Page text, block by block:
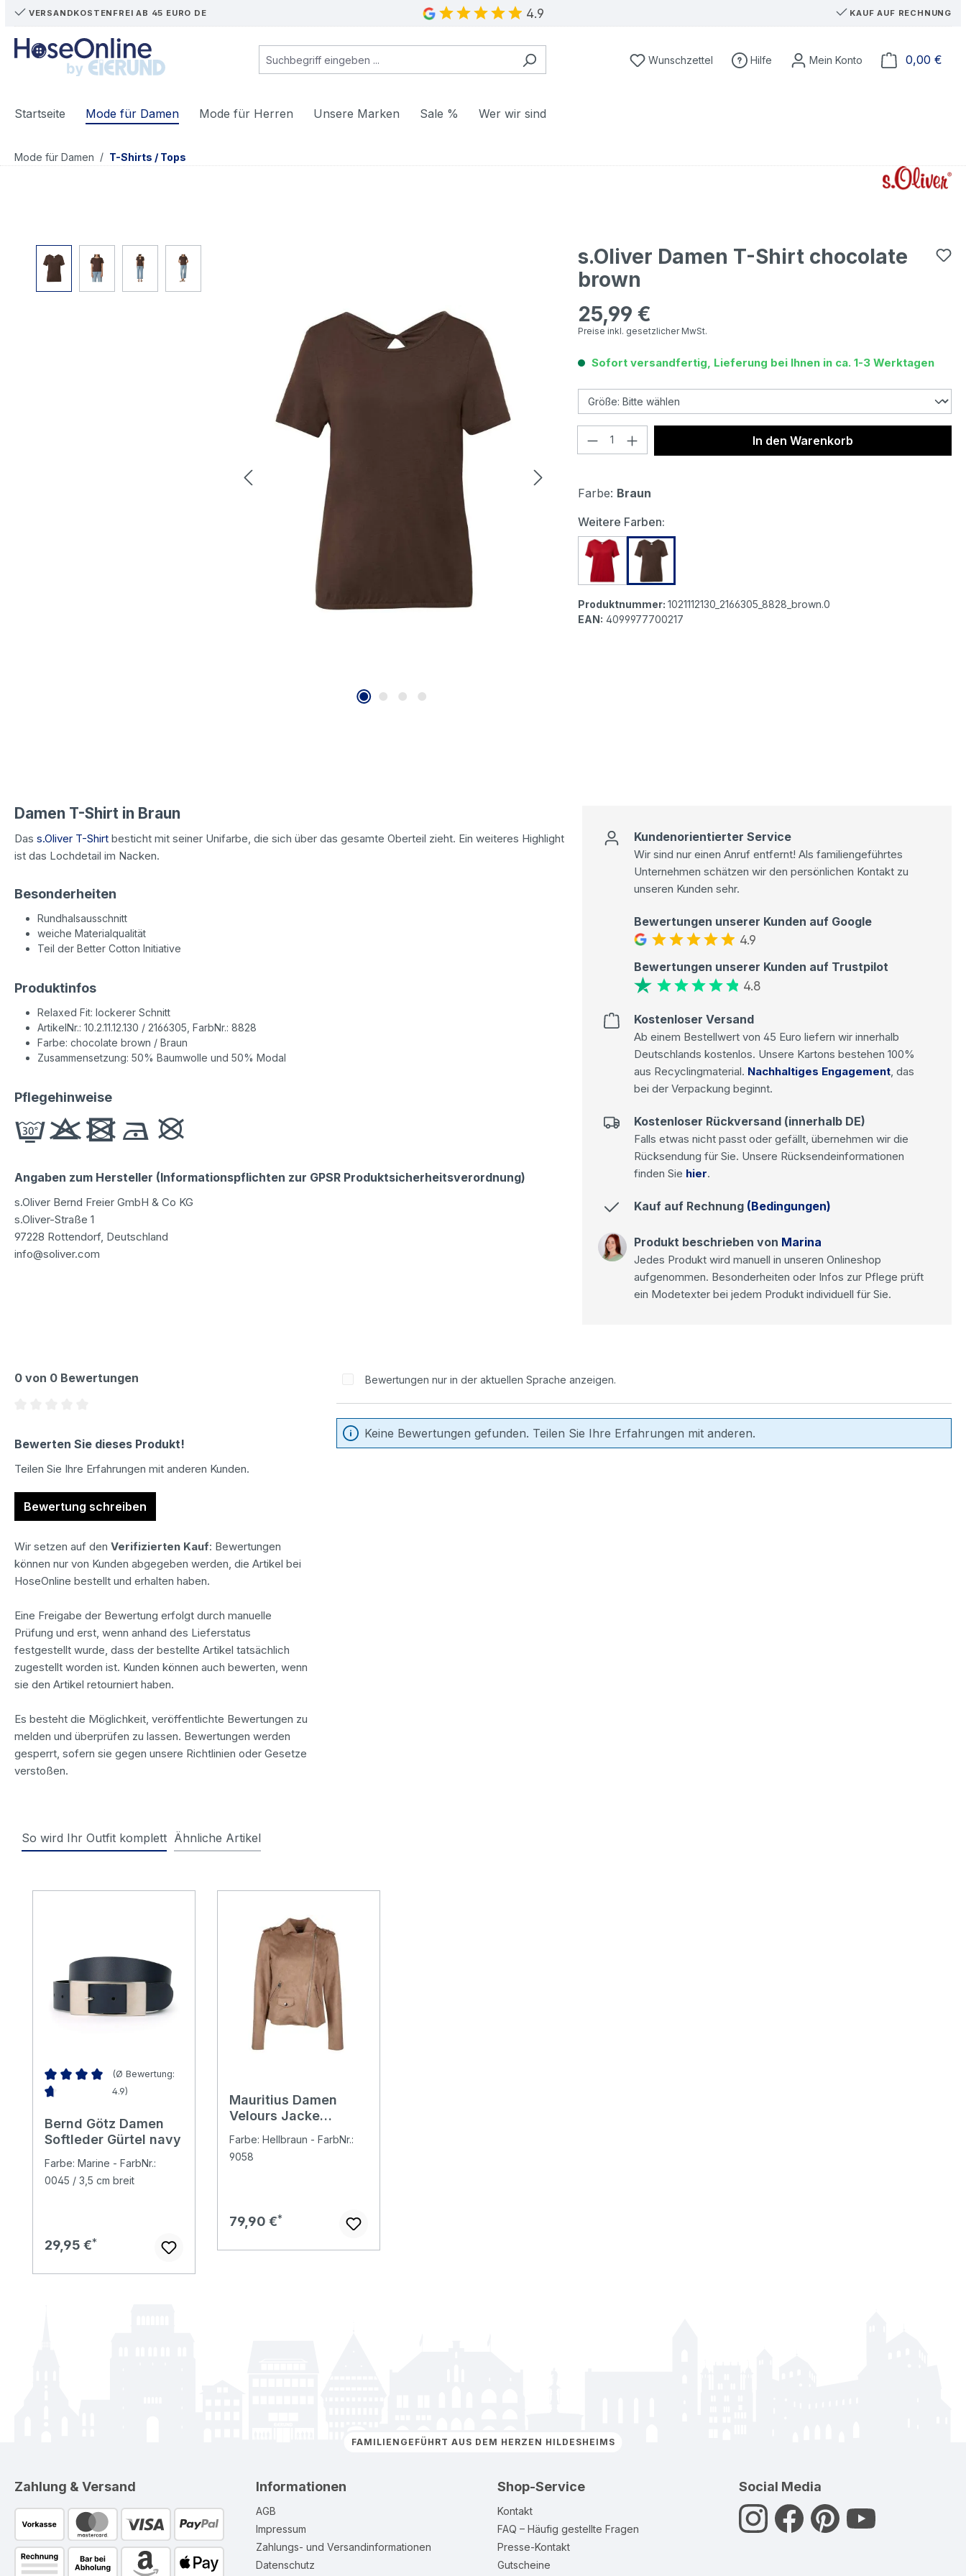
Hauptinhalt springen
Zur Suche springen
Zur Hauptnavigation springen
VERSANDKOSTENFREI AB 45 EURO DE 4.9 KAUF AUF RECHNUNG
Du hast 0 Produkte auf dem Merkzettel
Wunschzettel Hilfe 0,00 €
Startseite Mode für Damen Mode für Herren Unsere Marken Sale % Wer wir sind
Mode für Damen / T-Shirts / Tops
Bildergalerie überspringen
s.Oliver Damen T-Shirt chocolate
brown
Regulärer Preis:
25,99 €
Preise inkl. gesetzlicher MwSt.
Sofort versandfertig, Lieferung bei Ihnen in ca. 1-3 Werktagen
Produkt Anzahl: Gib den gewünschten Wert
In den Warenkorb
Farbe: Braun
Weitere Farben:
s.Oliver Damen T-Shirt chili pepper
s.Oliver Damen T-Shirt chocolate brown
Produktnummer: 1021112130_2166305_8828_brown.0
EAN: 4099977700217
Damen T-Shirt in Braun
Das s.Oliver T-Shirt besticht mit seiner Unifarbe, die sich über das gesamte Oberteil zieht. Ein weiteres Highlight
ist das Lochdetail im Nacken.
Besonderheiten
Rundhalsausschnitt
weiche Materialqualität
Teil der Better Cotton Initiative
Produktinfos
Relaxed Fit: lockerer Schnitt
ArtikelNr.: 10.2.11.12.130 / 2166305, FarbNr.: 8828
Farbe: chocolate brown / Braun
Zusammensetzung: 50% Baumwolle und 50% Modal
Pflegehinweise
Angaben zum Hersteller (Informationspflichten zur GPSR Produktsicherheitsverordnung)
s.Oliver Bernd Freier GmbH & Co KG
s.Oliver-Straße 1
97228 Rottendorf, Deutschland
info@soliver.com
Kundenorientierter Service
Wir sind nur einen Anruf entfernt! Als familiengeführtes
Unternehmen schätzen wir den persönlichen Kontakt zu
unseren Kunden sehr.
Bewertungen unserer Kunden auf Google
4.9
Bewertungen unserer Kunden auf Trustpilot
4.8
Kostenloser Versand
Ab einem Bestellwert von 45 Euro liefern wir innerhalb
Deutschlands kostenlos. Unsere Kartons bestehen 100%
aus Recyclingmaterial. Nachhaltiges Engagement, das
bei der Verpackung beginnt.
Kostenloser Rückversand (innerhalb DE)
Falls etwas nicht passt oder gefällt, übernehmen wir die
Rücksendung für Sie. Unsere Rücksendeinformationen
finden Sie hier.
Kauf auf Rechnung (Bedingungen)
Produkt beschrieben von Marina
Jedes Produkt wird manuell in unseren Onlineshop
aufgenommen. Besonderheiten oder Infos zur Pflege prüft
ein Modetexter bei jedem Produkt individuell für Sie.
0 von 0 Bewertungen
Bewerten Sie dieses Produkt!
Teilen Sie Ihre Erfahrungen mit anderen Kunden.
Bewertung schreiben
Wir setzen auf den Verifizierten Kauf: Bewertungen
können nur von Kunden abgegeben werden, die Artikel bei
HoseOnline bestellt und erhalten haben.
Eine Freigabe der Bewertung erfolgt durch manuelle
Prüfung und erst, wenn anhand des Lieferstatus
festgestellt wurde, dass der bestellte Artikel tatsächlich
zugestellt worden ist. Kunden können auch bewerten, wenn
sie den Artikel retourniert haben.
Es besteht die Möglichkeit, veröffentlichte Bewertungen zu
melden und überprüfen zu lassen. Bewertungen werden
gesperrt, sofern sie gegen unsere Richtlinien oder Gesetze
verstoßen.
Bewertungen nur in der aktuellen Sprache anzeigen.
Keine Bewertungen gefunden. Teilen Sie Ihre Erfahrungen mit anderen.
So wird Ihr Outfit komplett Ähnliche Artikel
Durchschnittliche Bewertung von 4.86 von 5 Sternen
(Ø Bewertung:
4.9)
Bernd Götz Damen
Softleder Gürtel navy
Farbe: Marine - FarbNr.:
0045 / 3,5 cm breit
Regulärer Preis:
29,95 €
Mauritius Damen
Velours Jacke
Farbe: Hellbraun - FarbNr.:
9058
Regulärer Preis:
79,90 €
FAMILIENGEFÜHRT AUS DEM HERZEN HILDESHEIMS
Zahlung & Versand Informationen
AGB
Impressum
Zahlungs- und Versandinformationen
Datenschutz
Shop-Service
Kontakt
FAQ – Häufig gestellte Fragen
Presse-Kontakt
Gutscheine
Social Media